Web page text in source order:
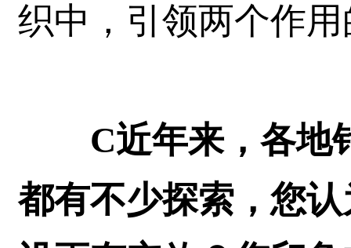
织中，引领两个作
C近年来，各地
都有不少探索，您